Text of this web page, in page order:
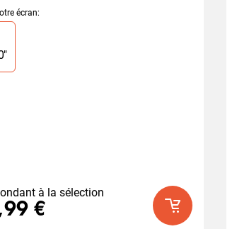
écran:
1
"
à la sélection
€